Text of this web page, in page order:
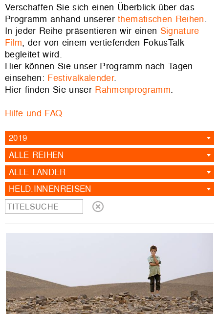
Verschaffen Sie sich einen Überblick über das
Programm anhand unsererthematischen Reihen.
In jeder Reihe präsentieren wir einen Signature
Film, der von einem vertiefenden FokusTalk
begleitet wird.
Hier können Sie unser Programm nach Tagen
einsehen: Festivalkalender.
Hier finden Sie unser Rahmenprogramm.
Hilfe und FAQ
2019
ALLE REIHEN
ALLE LÄNDER
HELD.INNENREISEN